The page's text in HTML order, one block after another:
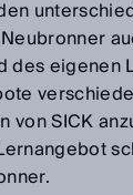
des eigenen
von SICK